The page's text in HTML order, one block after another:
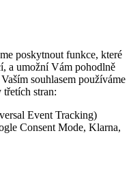
poskytnout funkce, které
a umožní Vám pohodlně
souhlasem používáme
stran:
Event Tracking)
Consent Mode, Klarna,